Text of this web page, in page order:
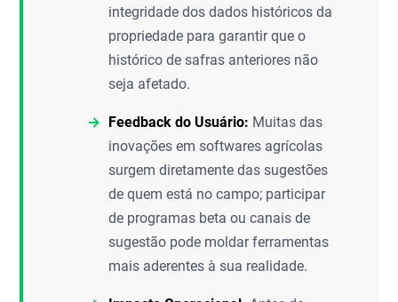
integridade dos dados históricos da
propriedade para garantir que o
histórico de safras anteriores não
seja afetado.
Feedback do Usuário: Muitas das
inovações em softwares agrícolas
surgem diretamente das sugestões
de quem está no campo; participar
de programas beta ou canais de
sugestão pode moldar ferramentas
mais aderentes à sua realidade.